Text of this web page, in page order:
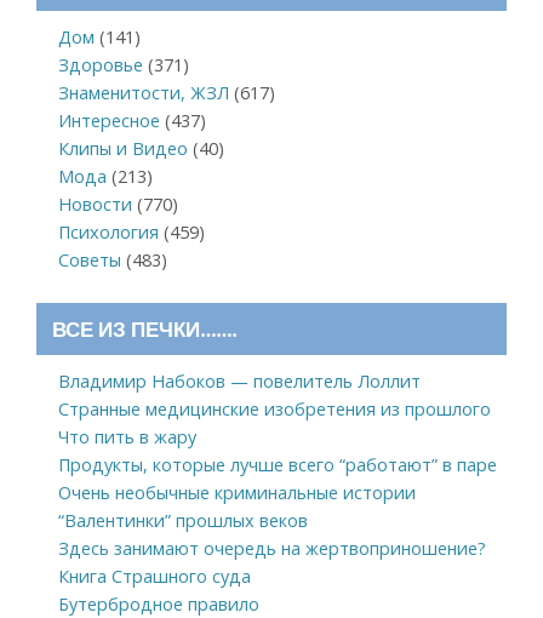
Дом (141)
Здоровье (371)
Знаменитости, ЖЗЛ (617)
Интересное (437)
Клипы и Видео (40)
Мода (213)
Новости (770)
Психология (459)
Советы (483)
ВСЕ ИЗ ПЕЧКИ…….
Владимир Набоков — повелитель Лоллит
Странные медицинские изобретения из прошлого
Что пить в жару
Продукты, которые лучше всего “работают” в паре
Очень необычные криминальные истории
“Валентинки” прошлых веков
Здесь занимают очередь на жертвоприношение?
Книга Страшного суда
Бутербродное правило